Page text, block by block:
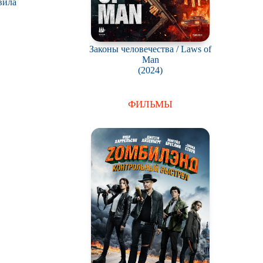
Законы человечества / Laws of
Man
(2024)
ФИЛЬМЫ